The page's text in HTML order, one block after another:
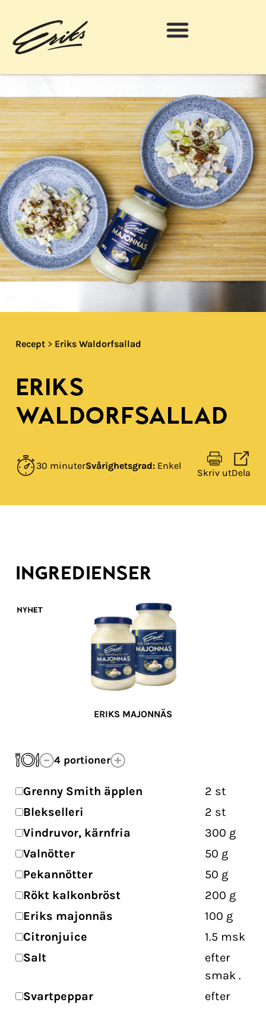
Recept > Eriks Waldorfsallad​
ERIKS
WALDORFSALLAD​
30 minuterSvårighetsgrad: Enkel
Skriv utDela
INGREDIENSER
4 portioner
Grenny Smith äpplen​ 2 st
Blekselleri​
2 st
Vindruvor, kärnfria
300 g
Valnötter
50 g
Pekannötter
50 g
Rökt kalkonbröst
200 g
Eriks majonnäs
100 g
Citronjuice
1.5 msk
Salt
efter
smak.
Svartpeppar
efter
ERIKS MAJONNÄS